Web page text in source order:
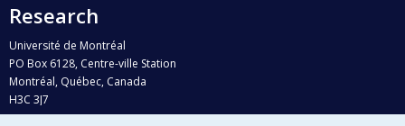
Research
Université de Montréal
PO Box 6128, Centre-ville Station
Montréal, Québec, Canada
H3C 3J7